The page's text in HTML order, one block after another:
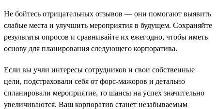
Не бойтесь отрицательных отзывов — они помогают выявить
слабые места и улучшить мероприятия в будущем. Сохраняйте
результаты опросов и сравнивайте их ежегодно, чтобы иметь
основу для планирования следующего корпоратива.
Если вы учли интересы сотрудников и свои собственные
цели, подстраховали себя от форс-мажоров и детально
спланировали мероприятие, то шансы на успех значительно
увеличиваются. Ваш корпоратив станет незабываемым